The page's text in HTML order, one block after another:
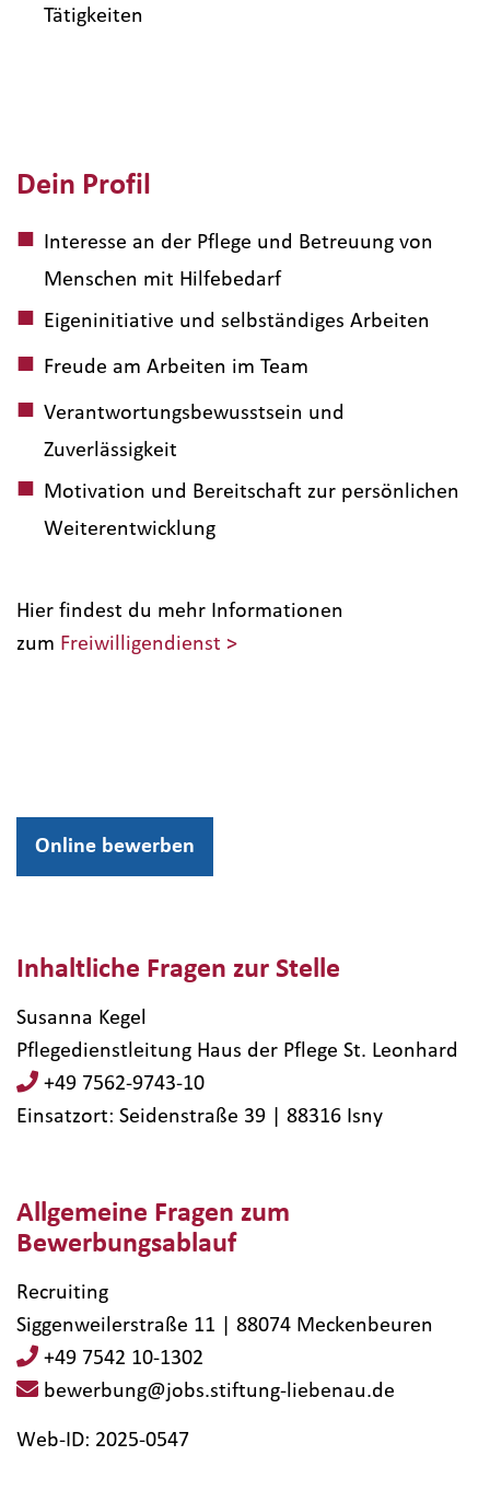
Tätigkeiten
Dein Profil
Interesse an der Pflege und Betreuung von
Menschen mit Hilfebedarf
Eigeninitiative und selbständiges Arbeiten
Freude am Arbeiten im Team
Verantwortungsbewusstsein und
Zuverlässigkeit
Motivation und Bereitschaft zur persönlichen
Weiterentwicklung
Hier findest du mehr Informationen
zum Freiwilligendienst >
Inhaltliche Fragen zur Stelle
Susanna Kegel
Pflegedienstleitung Haus der Pflege St. Leonhard
+49 7562-9743-10
Einsatzort: Seidenstraße 39 | 88316​ Isny
Allgemeine Fragen zum
Bewerbungsablauf
Recruiting
Siggenweilerstraße 11 | 88074 Meckenbeuren
+49 7542 10-1302
bewerbung@jobs.stiftung-liebenau.de
Web-ID: 2025-0547
Online bewerben